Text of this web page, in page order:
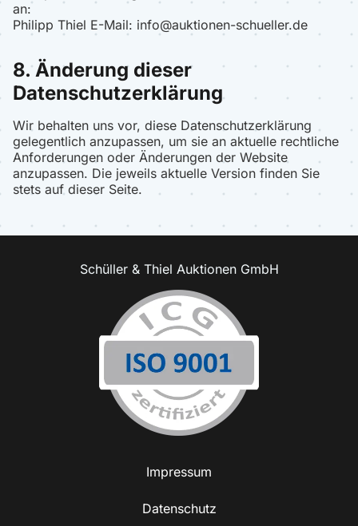
an:
Philipp Thiel E-Mail: info@auktionen-schueller.de
8. Änderung dieser
Datenschutzerklärung
Wir behalten uns vor, diese Datenschutzerklärung
gelegentlich anzupassen, um sie an aktuelle rechtliche
Anforderungen oder Änderungen der Website
anzupassen. Die jeweils aktuelle Version finden Sie
stets auf dieser Seite.
Schüller & Thiel Auktionen GmbH
Impressum
Datenschutz